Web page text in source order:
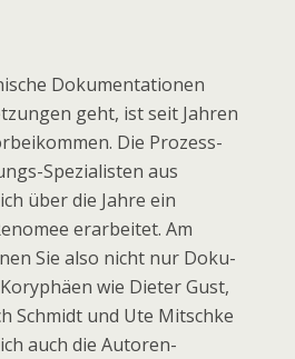
Dokumentationen
geht, ist seit Jahren
Die Prozess-
Spezialisten aus
über die Jahre ein
erarbeitet. Am
Sie also nicht nur Doku-
wie Dieter Gust,
Schmidt und Ute Mitschke
auch die Autoren­